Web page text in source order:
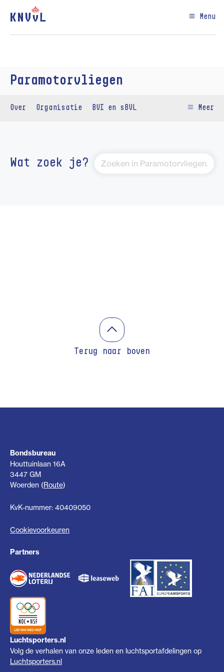
Menu
Paramotorvliegen
Over Organisatie BVI en sBVL Meer
Wat zoek je?
Terug naar boven
Bondsbureau
Houttuinlaan 16A
3447 GM
Woerden (Route)
KvK-nummer: 40409050
Cookievoorkeuren
Partners
Luchtsporters.nl
Volg de verhalen van onze leden en luchtsportafdelingen op
Luchtsporters.nl